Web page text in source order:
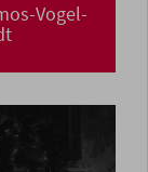
Vogel-